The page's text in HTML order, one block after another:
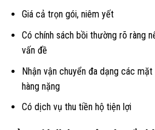
Giá cả trọn gói, niêm yết
Có chính sách bồi thường rõ ràng
vấn đề
Nhận vận chuyển đa dạng các
hàng nặng
Có dịch vụ thu tiền hộ tiện lợi